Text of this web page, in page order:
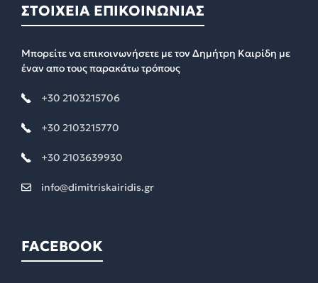
ΣΤΟΙΧΕΙΑ ΕΠΙΚΟΙΝΩΝΙΑΣ
Μπορείτε να επικοινωνήσετε με τον Δημήτρη Καιρίδη με
έναν απο τους παρακάτω τρόπους
+30 2103215706
+30 2103215770
+30 2103639930
info@dimitriskairidis.gr
FACEBOOK